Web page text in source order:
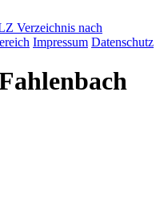
Verzeichnis nach
Impressum Datenschutz